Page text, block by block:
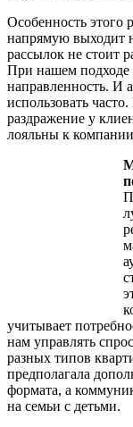
Особенность этого
напрямую выходит
рассылок не стоит
При нашем подходе
направленность. И
использовать
раздражение у
лояльны к
учитывает
нам управлять
разных типов
предполагала
формата, а
на семьи с детьми.